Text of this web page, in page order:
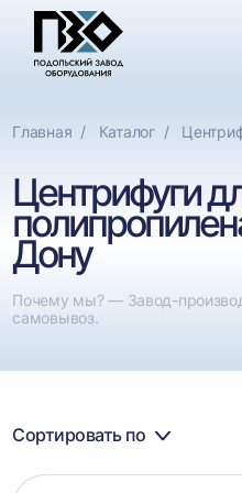
Главная Каталог
Центрифуги
Дону
Почему мы? — Завод-
самовывоз.
Сортировать по
Фильтры
назначению
Центрифуги для пластика
Центрифуги для пленки